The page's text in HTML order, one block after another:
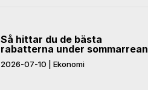
Så hittar du de bästa
rabatterna under sommarrean
2026-07-10 Ekonomi